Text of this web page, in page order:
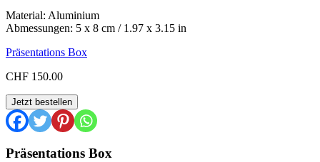
Material: Aluminium
Abmessungen: 5 x 8 cm / 1.97 x 3.15 in
Präsentations Box
CHF 150.00
GE
1981
Menge
Jetzt bestellen
Präsentations Box